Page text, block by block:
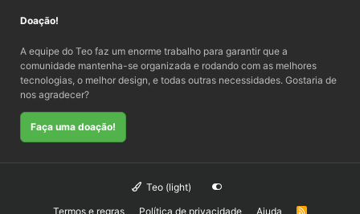
Doação!
A equipe do Teo faz um enorme trabalho para garantir que a
comunidade mantenha-se organizada e rodando com as melhores
tecnologias, o melhor design, e todas outras necessidades. Gostaria de
nos agradecer?
Faça uma doação!
Teo (light)
Termos e regras
Política de privacidade Ajuda R